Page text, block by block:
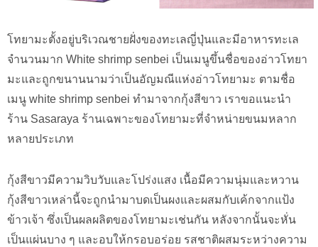
โทยามะตั้งอยู่บริเวณชายฝั่งของทะเลญี่ปุ่นและมีอาหารทะเล
จำนวนมาก White shrimp senbei เป็นเมนูขึ้นชื่อของอ่าวโทยา
มะและถูกขนานนามว่าเป็นอัญมณีแห่งอ่าวโทยามะ ตามชื่อ
เมนู white shrimp senbei ทำมาจากกุ้งสีขาว เราขอแนะนำ
ร้าน Sasaraya ร้านเฉพาะของโทยามะที่จำหน่ายขนมหลาก
หลายประเภท
กุ้งสีขาวมีความวิบวับและโปร่งแสง เนื้อมีความนุ่มและหวาน
กุ้งสีขาวเหล่านี้จะถูกนำมาบดเป็นผงและผสมกับเค้กจากแป้ง
ข้าวเจ้า ซึ่งเป็นผลผลิตของโทยามะเช่นกัน หลังจากนั้นจะหั่น
เป็นแผ่นบาง ๆ และอบให้กรอบอร่อย รสชาติผสมระหว่างความ